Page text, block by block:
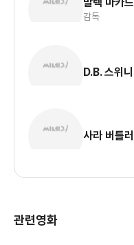
감독
D.B. 스위니
사라 버틀러
관련영화